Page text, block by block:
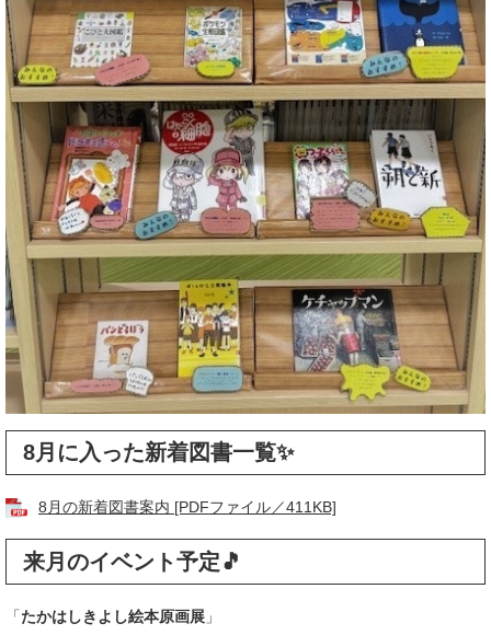
8月に入った新着図書一覧✨
8月の新着図書案内 [PDFファイル／411KB]
来月のイベント予定🎵
「たかはしきよし絵本原画展 」